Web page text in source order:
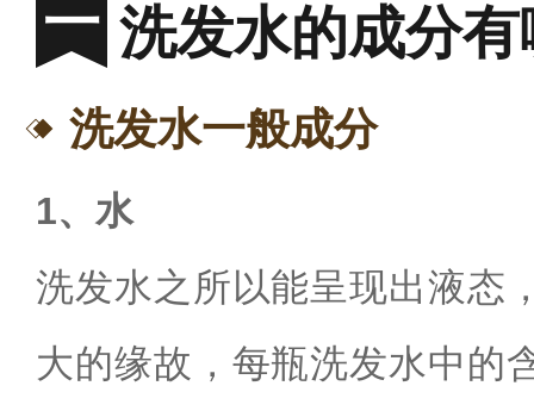
洗发水的成分有
洗发水一般成分
1、水
洗发水之所以能呈现出液态
大的缘故，每瓶洗发水中的